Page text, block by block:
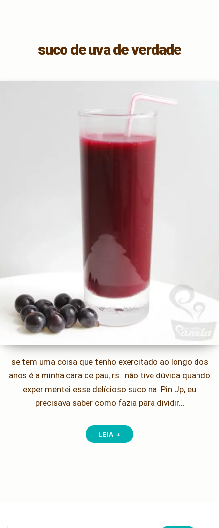
suco de uva de verdade
se tem uma coisa que tenho exercitado ao longo dos
anos é a minha cara de pau, rs…não tive dúvida quando
experimentei esse delícioso suco na Pin Up, eu
precisava saber como fazia para dividir…
LEIA +